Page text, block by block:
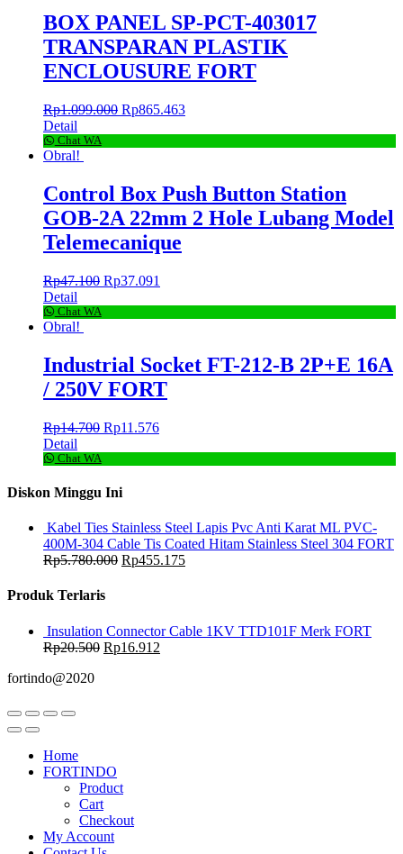
BOX PANEL SP-PCT-403017
TRANSPARAN PLASTIK
ENCLOUSURE FORT
Rp1.099.000 Rp865.463
Detail
Chat WA
Obral!
Control Box Push Button Station
GOB-2A 22mm 2 Hole Lubang Model
Telemecanique
Rp47.100 Rp37.091
Detail
Chat WA
Obral!
Industrial Socket FT-212-B 2P+E 16A
/ 250V FORT
Rp14.700 Rp11.576
Detail
Chat WA
Diskon Minggu Ini
Kabel Ties Stainless Steel Lapis Pvc Anti Karat ML PVC-
400M-304 Cable Tis Coated Hitam Stainless Steel 304 FORT
Rp5.780.000 Rp455.175
Produk Terlaris
Insulation Connector Cable 1KV TTD101F Merk FORT
Rp20.500 Rp16.912
fortindo@2020
Home
FORTINDO
Product
Cart
Checkout
My Account